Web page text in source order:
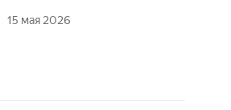
15 мая 2026